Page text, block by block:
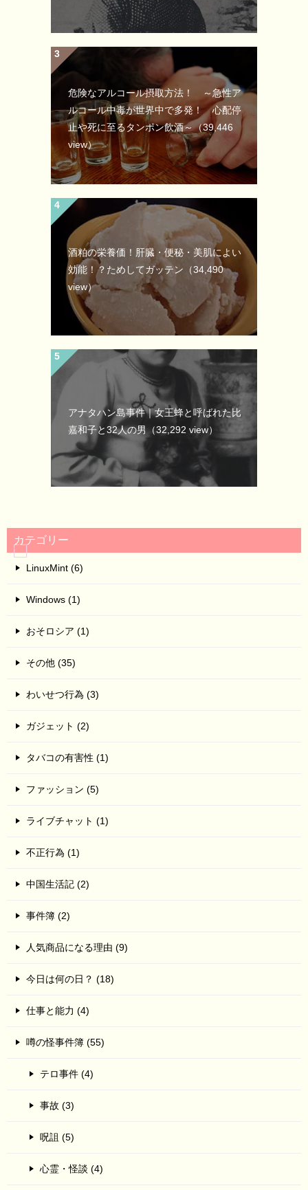
危険なアルコール摂取方法！ ～急性ア
ルコール中毒が世界中で多発！ 心配停
止や死に至るタンポン飲酒～（39,446
view）
酒粕の栄養価！肝臓・便秘・美肌によい
効能！？ためしてガッテン （34,490
view）
アナタハン島事件｜女王蜂と呼ばれた比
嘉和子と32人の男（32,292 view）
カテゴリー
LinuxMint (6)
Windows (1)
おそロシア (1)
その他 (35)
わいせつ行為 (3)
ガジェット (2)
タバコの有害性 (1)
ファッション (5)
ライブチャット (1)
不正行為 (1)
中国生活記 (2)
事件簿 (2)
人気商品になる理由 (9)
今日は何の日？ (18)
仕事と能力 (4)
噂の怪事件簿 (55)
テロ事件 (4)
事故 (3)
呪詛 (5)
心霊・怪談 (4)